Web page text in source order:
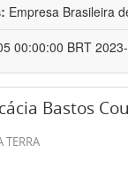
Empresa Brasileira
00:00:00 BRT
Bastos
TERRA